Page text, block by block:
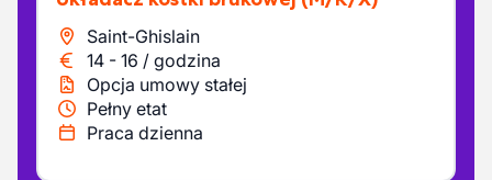
Saint-Ghislain
14 - 16 / godzina
Opcja umowy stałej
Pełny etat
Praca dzienna